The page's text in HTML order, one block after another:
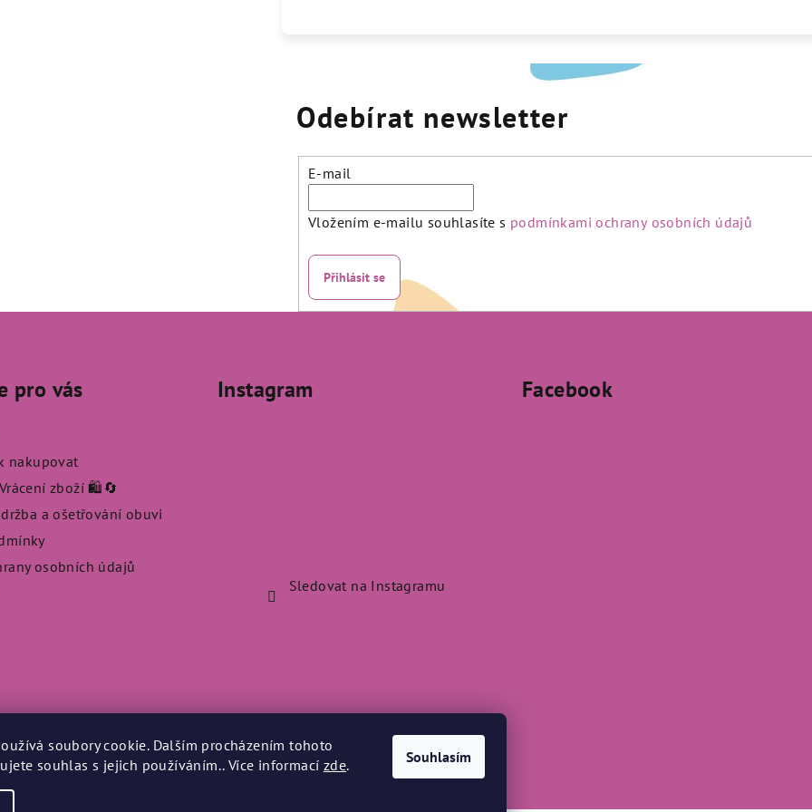
soubory cookie. Dalším procházením tohoto
souhlas s jejich používáním.. Více informací zde. Souhlasím
Odebírat newsletter
E-mail
Vložením e-mailu souhlasíte s podmínkami ochrany osobních údajů
Přihlásit se
pro vás
nakupovat
zboží 🛍️🔄
a ošetřování obuvi
osobních údajů
Instagram
Sledovat na Instagramu
Facebook